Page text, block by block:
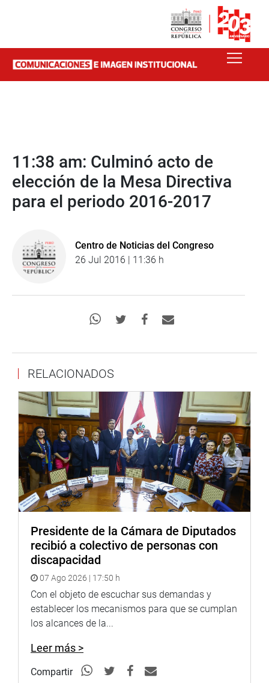
11:38 am: Culminó acto de
elección de la Mesa Directiva
para el periodo 2016-2017
Centro de Noticias del Congreso
26 Jul 2016 | 11:36 h
RELACIONADOS
Presidente de la Cámara de Diputados
recibió a colectivo de personas con
discapacidad
07 Ago 2026 | 17:50 h
Con el objeto de escuchar sus demandas y
establecer los mecanismos para que se cumplan
los alcances de la...
Leer más >
Compartir